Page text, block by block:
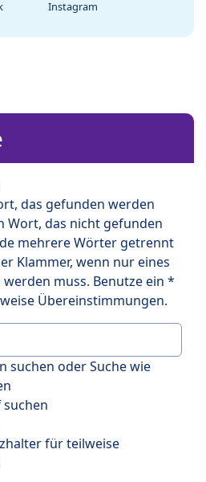
Instagram
das gefunden werden
Wort, das nicht gefunden
mehrere Wörter getrennt
Klammer, wenn nur eines
muss. Benutze ein *
Übereinstimmungen.
suchen oder Suche wie
für teilweise